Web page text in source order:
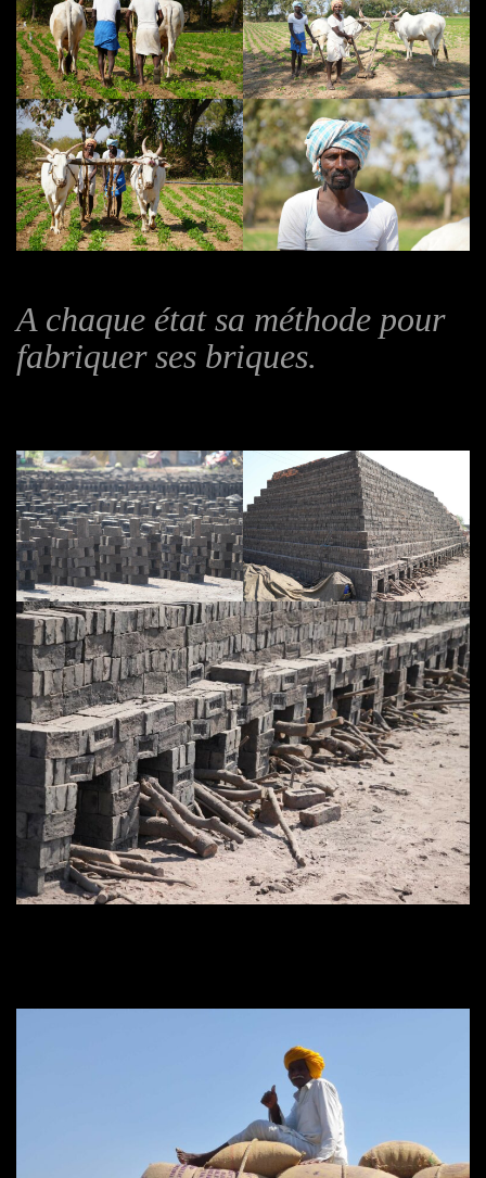
A chaque état sa méthode pour
fabriquer ses briques.